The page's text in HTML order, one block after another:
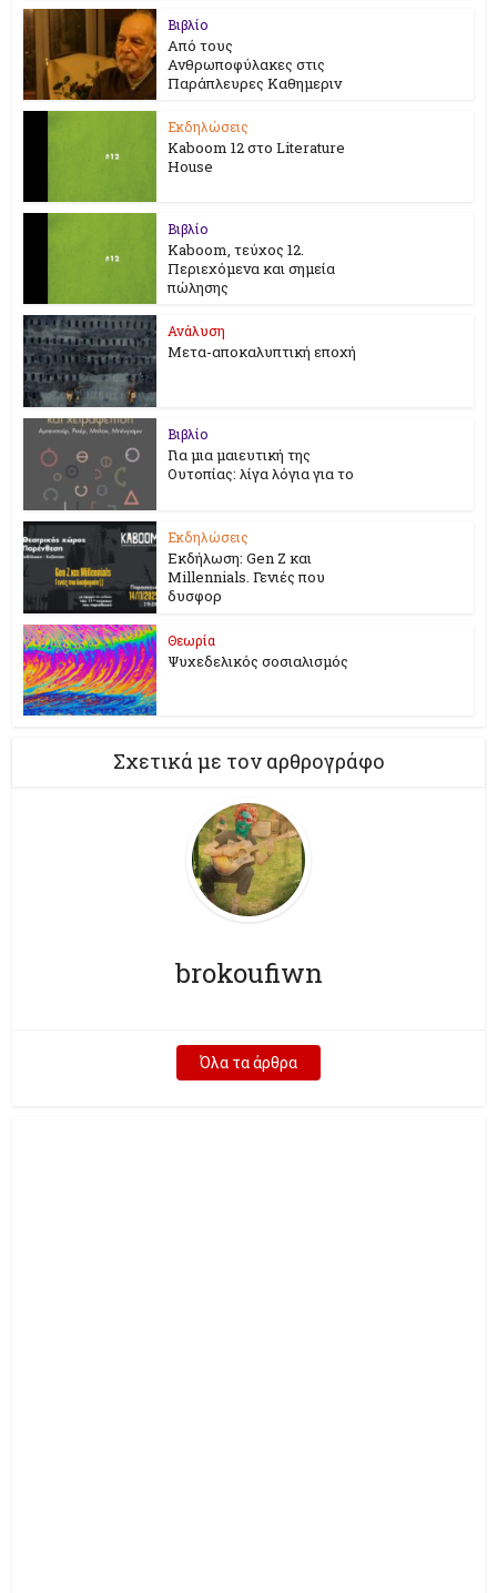
Βιβλίο
Από τους
Ανθρωποφύλακες στις
Παράπλευρες Καθημεριν
Εκδηλώσεις
Kaboom 12 στο Literature
House
Βιβλίο
Kaboom, τεύχος 12.
Περιεχόμενα και σημεία
πώλησης
Ανάλυση
Μετα-αποκαλυπτική εποχή
Βιβλίο
Για μια μαιευτική της
Ουτοπίας: λίγα λόγια για το
Εκδηλώσεις
Εκδήλωση: Gen Z και
Millennials. Γενιές που
δυσφορ
Θεωρία
Ψυχεδελικός σοσιαλισμός
Σχετικά με τον αρθρογράφο
brokoufiwn
Όλα τα άρθρα